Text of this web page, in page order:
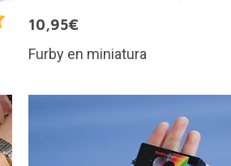
10,95€
Furby en miniatura